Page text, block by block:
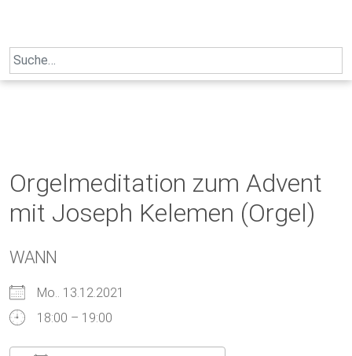
Search
for:
Orgelmeditation zum Advent
mit Joseph Kelemen (Orgel)
WANN
Mo.. 13.12.2021
18:00 – 19:00